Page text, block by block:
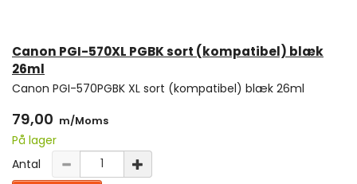
Canon PGI-570XL PGBK sort (kompatibel) blæk
26ml
Canon PGI-570PGBK XL sort (kompatibel) blæk 26ml
79,00 m/Moms
På lager
Antal